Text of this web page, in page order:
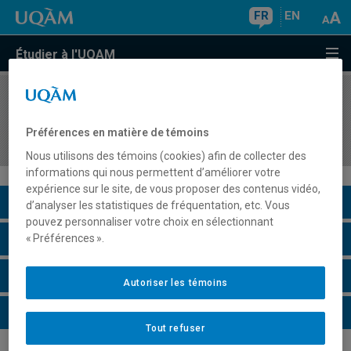
FR EN
Étudier à l'UQAM
COURS//
sociétés occidentales I
Description du cours
Horaire - Été 2026
Horaire - Automne 2026
Horaire - Hiver 2027
Préférences en matière de témoins
Nous utilisons des témoins (cookies) afin de collecter des
informations qui nous permettent d’améliorer votre
expérience sur le site, de vous proposer des contenus vidéo,
d’analyser les statistiques de fréquentation, etc. Vous
pouvez personnaliser votre choix en sélectionnant
« Préférences ».
Tout refuser
Autoriser les témoins